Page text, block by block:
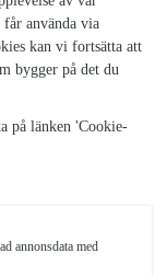
hem? Då är
dina soffor och
rutiga mönster och